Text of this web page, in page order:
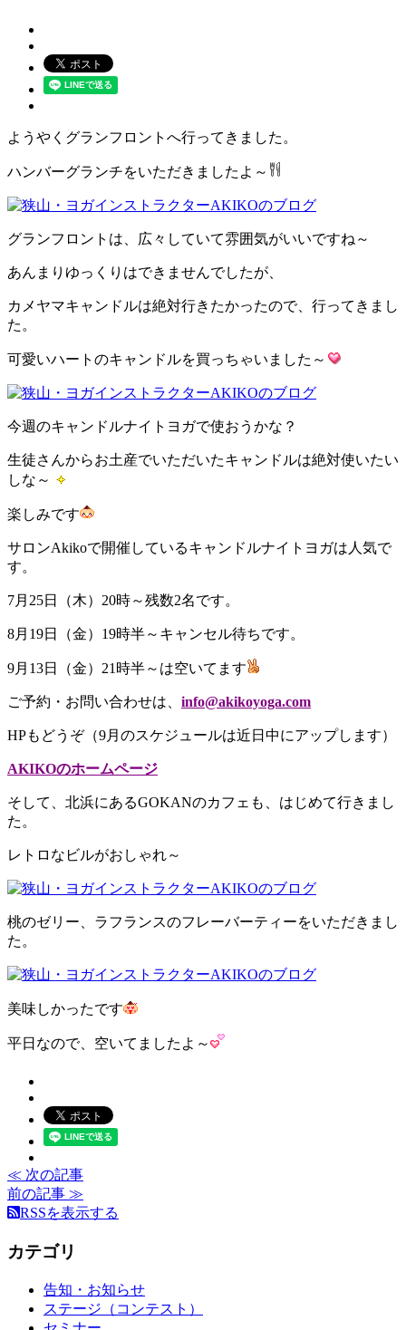
ようやくグランフロントへ行ってきました。
ハンバーグランチをいただきましたよ～
グランフロントは、広々していて雰囲気がいいですね～
あんまりゆっくりはできませんでしたが、
カメヤマキャンドルは絶対行きたかったので、行ってきまし
た。
可愛いハートのキャンドルを買っちゃいました～
今週のキャンドルナイトヨガで使おうかな？
生徒さんからお土産でいただいたキャンドルは絶対使いたい
しな～
楽しみです
サロンAkikoで開催しているキャンドルナイトヨガは人気で
す。
7月25日（木）20時～残数2名です。
8月19日（金）19時半～キャンセル待ちです。
9月13日（金）21時半～は空いてます
ご予約・お問い合わせは、 info@akikoyoga.com
HPもどうぞ（9月のスケジュールは近日中にアップします）
AKIKOのホームページ
そして、北浜にあるGOKANのカフェも、はじめて行きまし
た。
レトロなビルがおしゃれ～
桃のゼリー、ラフランスのフレーバーティーをいただきまし
た。
美味しかったです
平日なので、空いてましたよ～
≪ 次の記事
前の記事 ≫
RSSを表示する
カテゴリ
告知・お知らせ
ステージ（コンテスト）